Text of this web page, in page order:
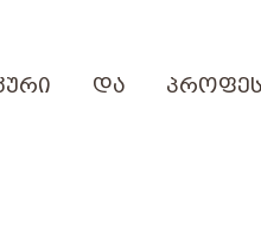
ᲓᲐ